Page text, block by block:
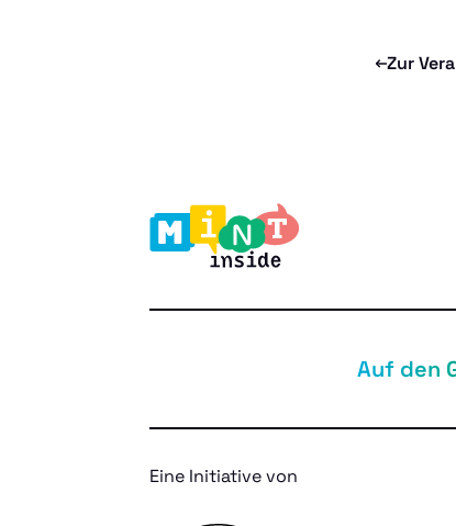
Zur
Auf den
Eine Initiative von